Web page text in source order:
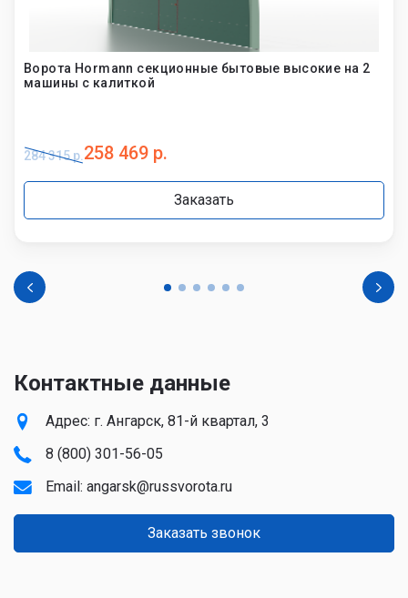
Ворота Hormann секционные бытовые высокие на 2
машины с калиткой
284 315 р.258 469 р.
Заказать
Контактные данные
Адрес: г. Ангарск, 81-й квартал, 3
8 (800) 301-56-05
Email: angarsk@russvorota.ru
Заказать звонок